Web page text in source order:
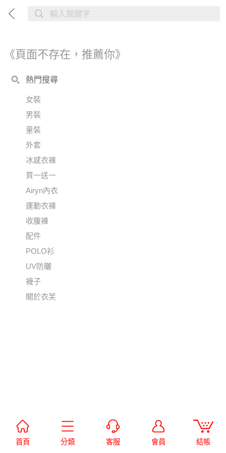
首頁 分類 客服 會員 結帳
《頁面不存在，推薦你》
熱門搜尋
女裝
男裝
童裝
外套
冰感衣褲
買一送一
Airyn內衣
運動衣褲
收腹褲
配件
POLO衫
UV防曬
襪子
關於衣芙